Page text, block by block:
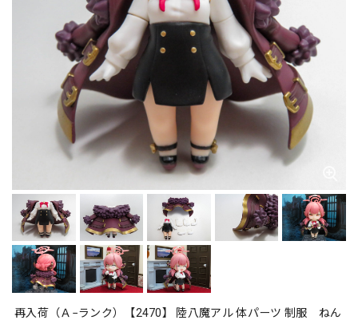
再入荷（Ａ−ランク）【2470】 陸八魔アル 体パーツ 制服 ねん